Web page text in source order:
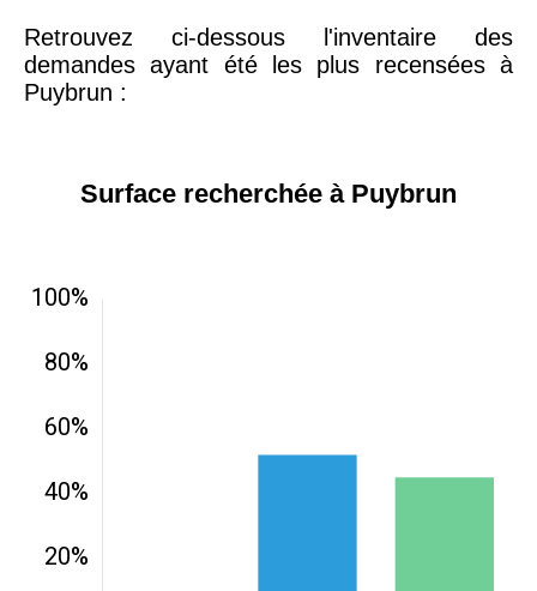
Retrouvez ci-dessous l'inventaire des
demandes ayant été les plus recensées à
Puybrun :
Surface recherchée à Puybrun